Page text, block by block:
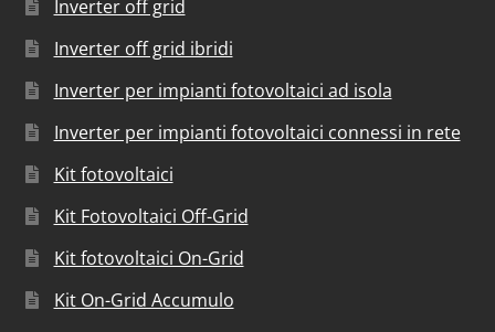
Inverter off grid
Inverter off grid ibridi
Inverter per impianti fotovoltaici ad isola
Inverter per impianti fotovoltaici connessi in rete
Kit fotovoltaici
Kit Fotovoltaici Off-Grid
Kit fotovoltaici On-Grid
Kit On-Grid Accumulo